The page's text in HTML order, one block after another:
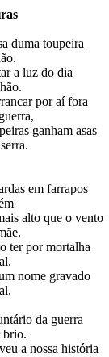
duma toupeira
a luz do dia
por aí fora
ganham asas
em farrapos
alto que o vento
ter por mortalha
nome gravado
da guerra
brio.
a nossa história